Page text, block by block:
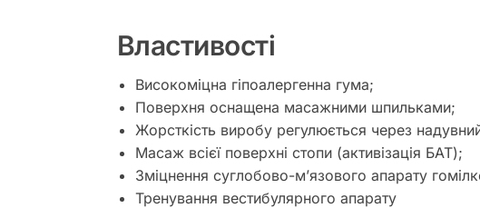
Властивості
Високоміцна гіпоалергенна гума;
Поверхня оснащена масажними шпильками;
Жорсткість виробу регулюється через
Масаж всієї поверхні стопи (активізація БАТ);
Зміцнення суглобово-м’язового апарату
Тренування вестибулярного апарату